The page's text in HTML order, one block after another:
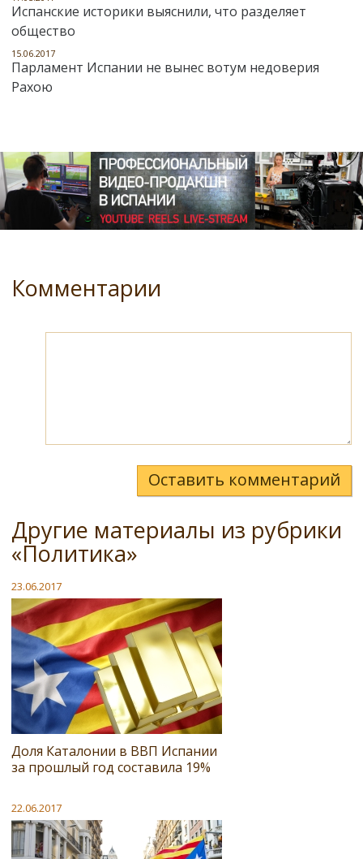
Испанские историки выяснили, что разделяет
общество
15.06.2017
Парламент Испании не вынес вотум недоверия
Рахою
Комментарии
Оставить комментарий
Другие материалы из рубрики
«Политика»
23.06.2017
Доля Каталонии в ВВП Испании
за прошлый год составила 19%
22.06.2017